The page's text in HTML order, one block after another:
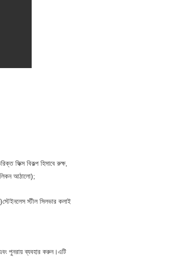
ফিক্স বিকল্প হিসাবে রুক্ষ,
আঠালো);
স্টেইনলেস স্টীল সিলভার কলাই
পুনরায় ব্যবহার করুন।এটি